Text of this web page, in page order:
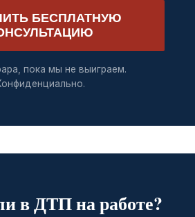
БЕСПЛАТНУЮ
пока мы не выиграем.
в ДТП на работе?